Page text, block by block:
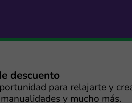
descuento
para relajarte y
y mucho más.